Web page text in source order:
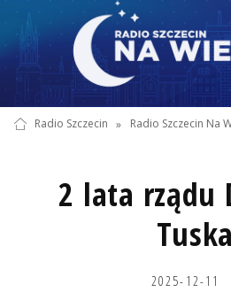
Radio Szczecin » Radio Szczecin Na
2 lata rządu
Tuska
2025-12-11